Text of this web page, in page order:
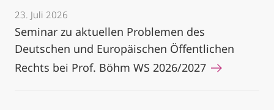
23. Juli 2026
Seminar zu aktuellen Problemen des
Deutschen und Europäischen Öffentlichen
Rechts bei Prof. Böhm WS 2026/2027